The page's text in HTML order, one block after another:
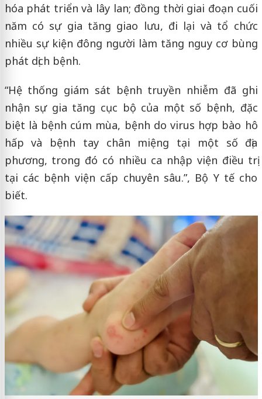
hóa phát triển và lây lan; đồng thời giai đoạn cuối
năm có sự gia tăng giao lưu, đi lại và tổ chức
nhiều sự kiện đông người làm tăng nguy cơ bùng
phát dịch bệnh.
“Hệ thống giám sát bệnh truyền nhiễm đã ghi
nhận sự gia tăng cục bộ của một số bệnh, đặc
biệt là bệnh cúm mùa, bệnh do virus hợp bào hô
hấp và bệnh tay chân miệng tại một số địa
phương, trong đó có nhiều ca nhập viện điều trị
tại các bệnh viện cấp chuyên sâu.”, Bộ Y tế cho
biết.